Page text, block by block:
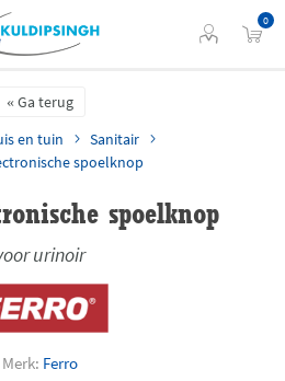
0
Ga terug
en tuin
Sanitair
spoelknop
spoelknop
urinoir
Merk: Ferro